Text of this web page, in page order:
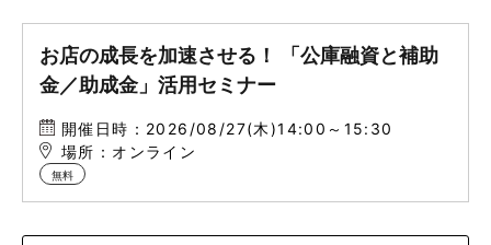
お店の成長を加速させる！ 「公庫融資と補助
金／助成金」活用セミナー
開催日時：2026/08/27(木)14:00～15:30
場所：オンライン
無料